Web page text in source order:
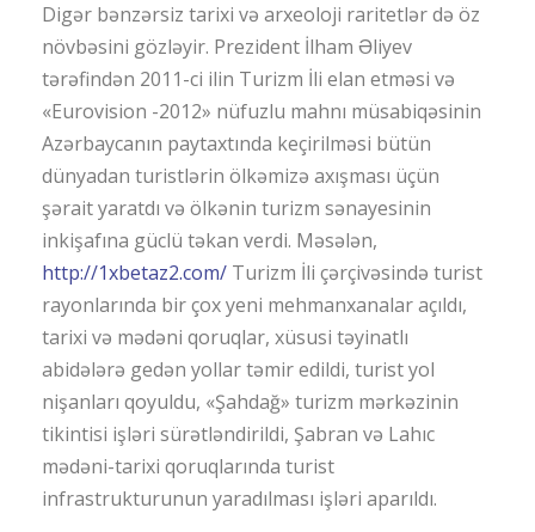
Digər bənzərsiz tarixi və arxeoloji raritetlər də öz
növbəsini gözləyir. Prezident İlham Əliyev
tərəfindən 2011-ci ilin Turizm İli elan etməsi və
«Eurovision -2012» nüfuzlu mahnı müsabiqəsinin
Azərbaycanın paytaxtında keçirilməsi bütün
dünyadan turistlərin ölkəmizə axışması üçün
şərait yaratdı və ölkənin turizm sənayesinin
inkişafına güclü təkan verdi. Məsələn,
http://1xbetaz2.com/ Turizm İli çərçivəsində turist
rayonlarında bir çox yeni mehmanxanalar açıldı,
tarixi və mədəni qoruqlar, xüsusi təyinatlı
abidələrə gedən yollar təmir edildi, turist yol
nişanları qoyuldu, «Şahdağ» turizm mərkəzinin
tikintisi işləri sürətləndirildi, Şabran və Lahıc
mədəni-tarixi qoruqlarında turist
infrastrukturunun yaradılması işləri aparıldı.